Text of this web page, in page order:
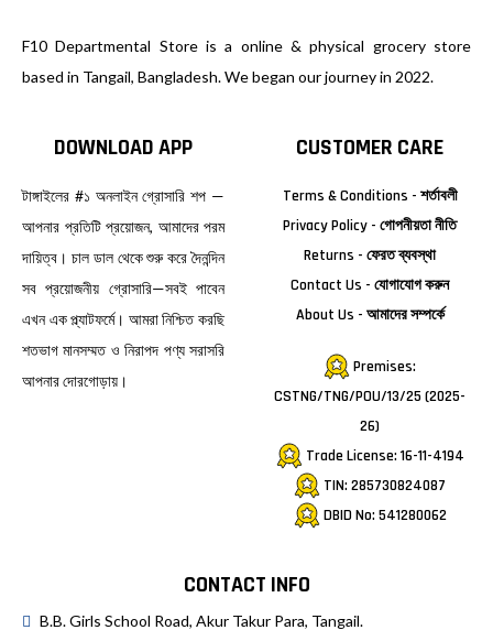
F10 Departmental Store is a online & physical grocery store
based in Tangail, Bangladesh. We began our journey in 2022.
DOWNLOAD APP
টাঙ্গাইলের #১ অনলাইন গ্রোসারি শপ —
আপনার প্রতিটি প্রয়োজন, আমাদের পরম
দায়িত্ব। চাল ডাল থেকে শুরু করে দৈনন্দিন
সব প্রয়োজনীয় গ্রোসারি—সবই পাবেন
এখন এক প্ল্যাটফর্মে। আমরা নিশ্চিত করছি
শতভাগ মানসম্মত ও নিরাপদ পণ্য সরাসরি
আপনার দোরগোড়ায়।
CUSTOMER CARE
Terms & Conditions - শর্তাবলী
Privacy Policy - গোপনীয়তা নীতি
Returns - ফেরত ব্যবস্থা
Contact Us - যোগাযোগ করুন
About Us - আমাদের সম্পর্কে
Premises:
CSTNG/TNG/POU/13/25 (2025-
26)
Trade License: 16-11-4194
TIN: 285730824087
DBID No: 541280062
CONTACT INFO
B.B. Girls School Road, Akur Takur Para, Tangail.